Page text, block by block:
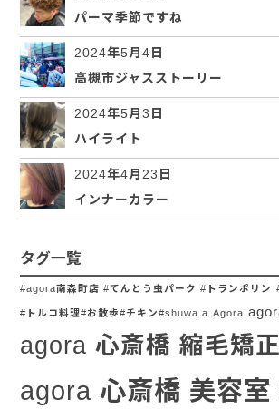
パーマ季節ですね
2024年5月4日
高槻市ジャスストーリー
2024年5月3日
ハイライト
2024年4月23日
インナーカラー
タグ一覧
#agora南森町店 #てんとう虫パーク #トランポリン
#トルコ料理#お散歩#チキン#shuwa a Agora
agora 心斎橋 縮毛矯
agora 心斎橋 美容室